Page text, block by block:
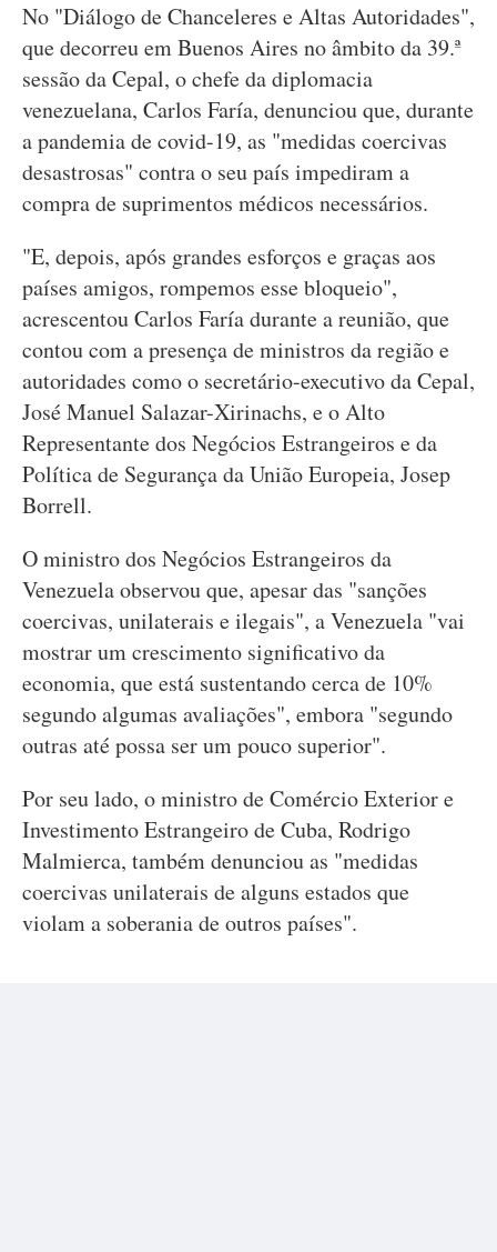
No "Diálogo de Chanceleres e Altas Autoridades",
que decorreu em Buenos Aires no âmbito da 39.ª
sessão da Cepal, o chefe da diplomacia
venezuelana, Carlos Faría, denunciou que, durante
a pandemia de covid-19, as "medidas coercivas
desastrosas" contra o seu país impediram a
compra de suprimentos médicos necessários.
"E, depois, após grandes esforços e graças aos
países amigos, rompemos esse bloqueio",
acrescentou Carlos Faría durante a reunião, que
contou com a presença de ministros da região e
autoridades como o secretário-executivo da Cepal,
José Manuel Salazar-Xirinachs, e o Alto
Representante dos Negócios Estrangeiros e da
Política de Segurança da União Europeia, Josep
Borrell.
O ministro dos Negócios Estrangeiros da
Venezuela observou que, apesar das "sanções
coercivas, unilaterais e ilegais", a Venezuela "vai
mostrar um crescimento significativo da
economia, que está sustentando cerca de 10%
segundo algumas avaliações", embora "segundo
outras até possa ser um pouco superior".
Por seu lado, o ministro de Comércio Exterior e
Investimento Estrangeiro de Cuba, Rodrigo
Malmierca, também denunciou as "medidas
coercivas unilaterais de alguns estados que
violam a soberania de outros países".